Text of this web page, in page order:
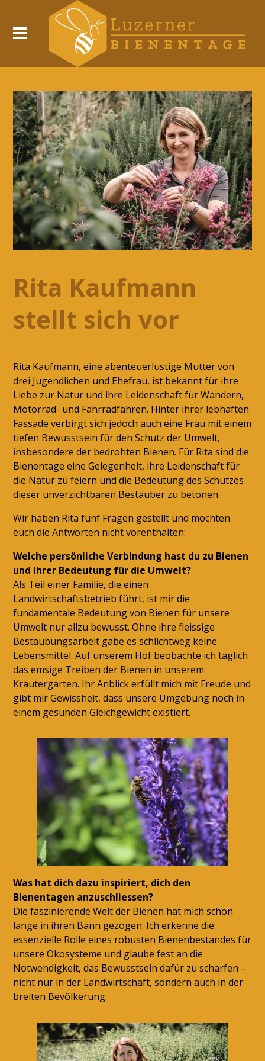
Rita Kaufmann
stellt sich vor
Rita Kaufmann, eine abenteuerlustige Mutter von
drei Jugendlichen und Ehefrau, ist bekannt für ihre
Liebe zur Natur und ihre Leidenschaft für Wandern,
Motorrad- und Fahrradfahren. Hinter ihrer lebhaften
Fassade verbirgt sich jedoch auch eine Frau mit einem
tiefen Bewusstsein für den Schutz der Umwelt,
insbesondere der bedrohten Bienen. Für Rita sind die
Bienentage eine Gelegenheit, ihre Leidenschaft für
die Natur zu feiern und die Bedeutung des Schutzes
dieser unverzichtbaren Bestäuber zu betonen.
Wir haben Rita fünf Fragen gestellt und möchten
euch die Antworten nicht vorenthalten:
Welche persönliche Verbindung hast du zu Bienen
und ihrer Bedeutung für die Umwelt?
Als Teil einer Familie, die einen
Landwirtschaftsbetrieb führt, ist mir die
fundamentale Bedeutung von Bienen für unsere
Umwelt nur allzu bewusst. Ohne ihre fleissige
Bestäubungsarbeit gäbe es schlichtweg keine
Lebensmittel. Auf unserem Hof beobachte ich täglich
das emsige Treiben der Bienen in unserem
Kräutergarten. Ihr Anblick erfüllt mich mit Freude und
gibt mir Gewissheit, dass unsere Umgebung noch in
einem gesunden Gleichgewicht existiert.
Was hat dich dazu inspiriert, dich den
Bienentagen anzuschliessen?
Die faszinierende Welt der Bienen hat mich schon
lange in ihren Bann gezogen. Ich erkenne die
essenzielle Rolle eines robusten Bienenbestandes für
unsere Ökosysteme und glaube fest an die
Notwendigkeit, das Bewusstsein dafür zu schärfen –
nicht nur in der Landwirtschaft, sondern auch in der
breiten Bevölkerung.